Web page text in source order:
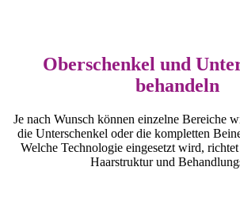
Oberschenkel und
behandeln
Je nach Wunsch können einzelne Bereiche
die Unterschenkel oder die kompletten
Welche Technologie eingesetzt wird,
Haarstruktur und